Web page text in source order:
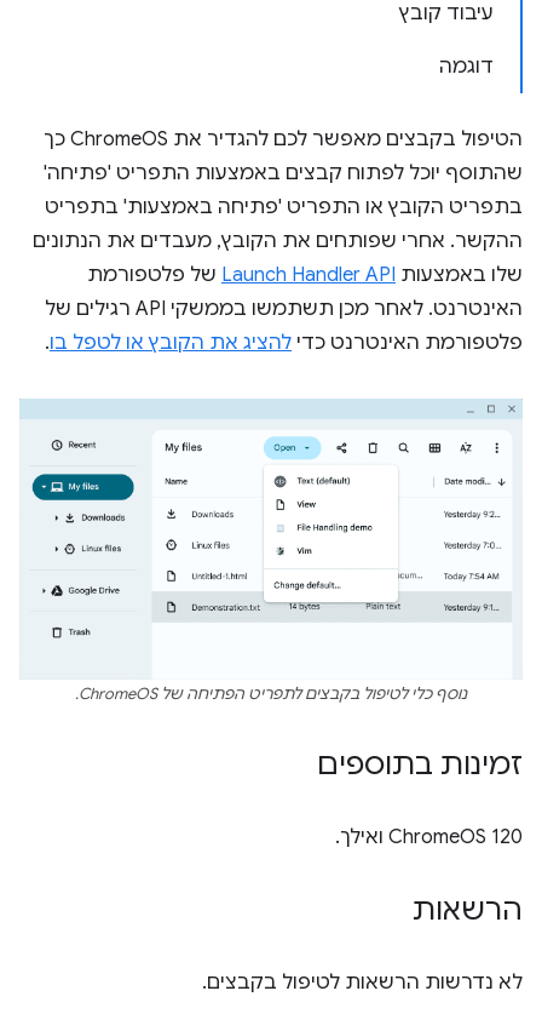
עיבוד קובץ
דוגמה
הטיפול בקבצים מאפשר לכם להגדיר את ChromeOS כך
שהתוסף יוכל לפתוח קבצים באמצעות התפריט 'פתיחה'
בתפריט הקובץ או התפריט 'פתיחה באמצעות' בתפריט
ההקשר. אחרי שפותחים את הקובץ, מעבדים את הנתונים
שלו באמצעות Launch Handler API של פלטפורמת
האינטרנט. לאחר מכן תשתמשו בממשקי API רגילים של
פלטפורמת האינטרנט כדי להציג את הקובץ או לטפל בו.
נוסף כלי לטיפול בקבצים לתפריט הפתיחה של ChromeOS.
זמינות בתוספים
‫ChromeOS 120 ואילך.
הרשאות
לא נדרשות הרשאות לטיפול בקבצים.